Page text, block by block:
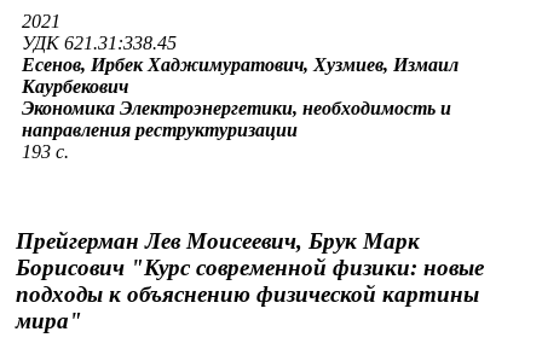
2021
УДК 621.31:338.45
Есенов, Ирбек Хаджимуратович, Хузмиев, Измаил
Каурбекович
Экономика Электроэнергетики, необходимость и
направления реструктуризации
193 с.
Прейгерман Лев Моисеевич, Брук Марк
Борисович "Курс современной физики: новые
подходы к объяснению физической картины
мира"